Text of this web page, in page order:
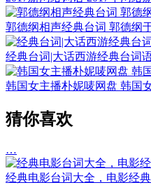
郭德纲相声经典台词 郭德纲
经典台词|大话西游经典台词
韩国女主播朴妮唛网盘 韩国
猜你喜欢
…
经典电影台词大全，电影经典